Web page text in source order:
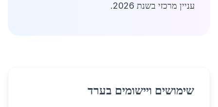
עניין מרכזי בשנת 2026.
שימושים ויישומים בערד